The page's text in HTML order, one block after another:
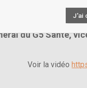
du G5 Santé,
Voir la vidéo
J'ai